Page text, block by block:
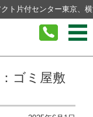
ト片付センター東京、
ゴミ屋敷